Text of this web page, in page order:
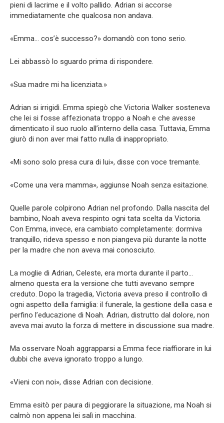
pieni di lacrime e il volto pallido. Adrian si accorse
immediatamente che qualcosa non andava.
«Emma… cos’è successo?» domandò con tono serio.
Lei abbassò lo sguardo prima di rispondere.
«Sua madre mi ha licenziata.»
Adrian si irrigidì. Emma spiegò che Victoria Walker sosteneva
che lei si fosse affezionata troppo a Noah e che avesse
dimenticato il suo ruolo all’interno della casa. Tuttavia, Emma
giurò di non aver mai fatto nulla di inappropriato.
«Mi sono solo presa cura di lui», disse con voce tremante.
«Come una vera mamma», aggiunse Noah senza esitazione.
Quelle parole colpirono Adrian nel profondo. Dalla nascita del
bambino, Noah aveva respinto ogni tata scelta da Victoria.
Con Emma, invece, era cambiato completamente: dormiva
tranquillo, rideva spesso e non piangeva più durante la notte
per la madre che non aveva mai conosciuto.
La moglie di Adrian, Celeste, era morta durante il parto…
almeno questa era la versione che tutti avevano sempre
creduto. Dopo la tragedia, Victoria aveva preso il controllo di
ogni aspetto della famiglia: il funerale, la gestione della casa e
perfino l’educazione di Noah. Adrian, distrutto dal dolore, non
aveva mai avuto la forza di mettere in discussione sua madre.
Ma osservare Noah aggrapparsi a Emma fece riaffiorare in lui
dubbi che aveva ignorato troppo a lungo.
«Vieni con noi», disse Adrian con decisione.
Emma esitò per paura di peggiorare la situazione, ma Noah si
calmò non appena lei salì in macchina.